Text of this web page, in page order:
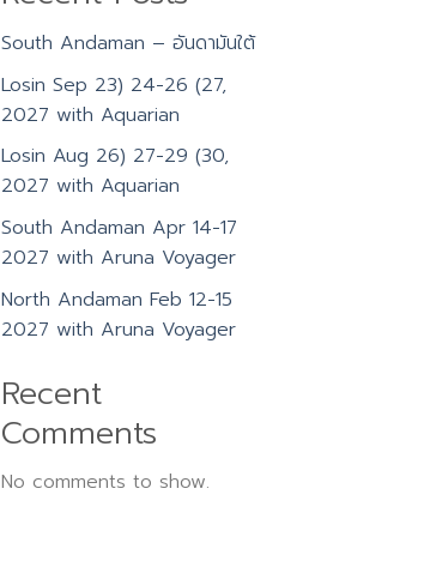
South Andaman – อันดามันใต้
Losin Sep 23) 24-26 (27,
2027 with Aquarian
Losin Aug 26) 27-29 (30,
2027 with Aquarian
South Andaman Apr 14-17
2027 with Aruna Voyager
North Andaman Feb 12-15
2027 with Aruna Voyager
Recent
Comments
No comments to show.